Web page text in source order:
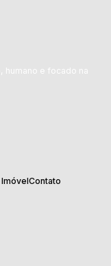
humano e focado na
Contato